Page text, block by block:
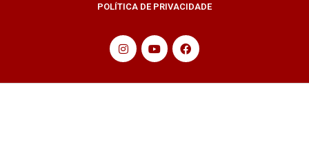
POLÍTICA DE PRIVACIDADE